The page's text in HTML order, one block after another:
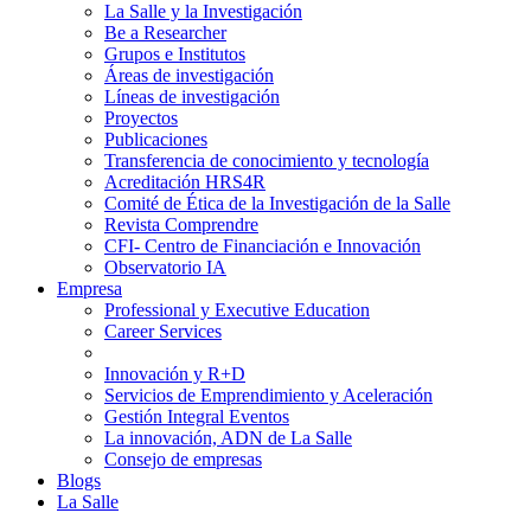
La Salle y la Investigación
Be a Researcher
Grupos e Institutos
Áreas de investigación
Líneas de investigación
Proyectos
Publicaciones
Transferencia de conocimiento y tecnología
Acreditación HRS4R
Comité de Ética de la Investigación de la Salle
Revista Comprendre
CFI- Centro de Financiación e Innovación
Observatorio IA
Empresa
Professional y Executive Education
Career Services
Innovación y R+D
Servicios de Emprendimiento y Aceleración
Gestión Integral Eventos
La innovación, ADN de La Salle
Consejo de empresas
Blogs
La Salle